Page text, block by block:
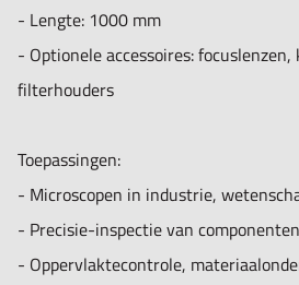
- Lengte: 1000 mm
- Optionele accessoires:
filterhouders
Toepassingen:
- Microscopen in industrie,
- Precisie-inspectie van
- Oppervlaktecontrole,